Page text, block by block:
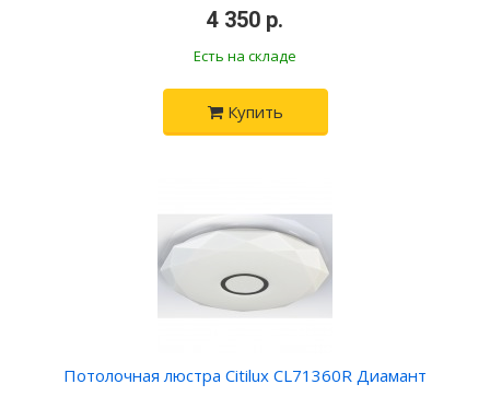
4 350 р.
Есть на складе
Купить
Потолочная люстра Citilux CL71360R Диамант